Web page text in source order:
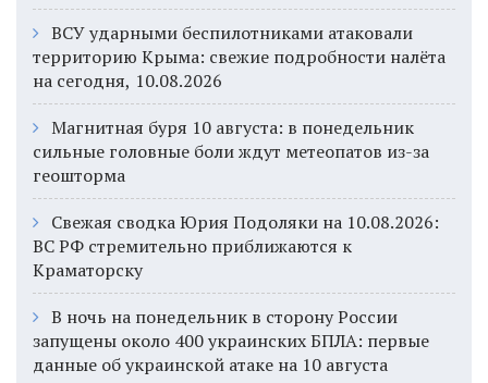
ВСУ ударными беспилотниками атаковали
территорию Крыма: свежие подробности налёта
на сегодня, 10.08.2026
Магнитная буря 10 августа: в понедельник
сильные головные боли ждут метеопатов из-за
геошторма
Свежая сводка Юрия Подоляки на 10.08.2026:
ВС РФ стремительно приближаются к
Краматорску
В ночь на понедельник в сторону России
запущены около 400 украинских БПЛА: первые
данные об украинской атаке на 10 августа